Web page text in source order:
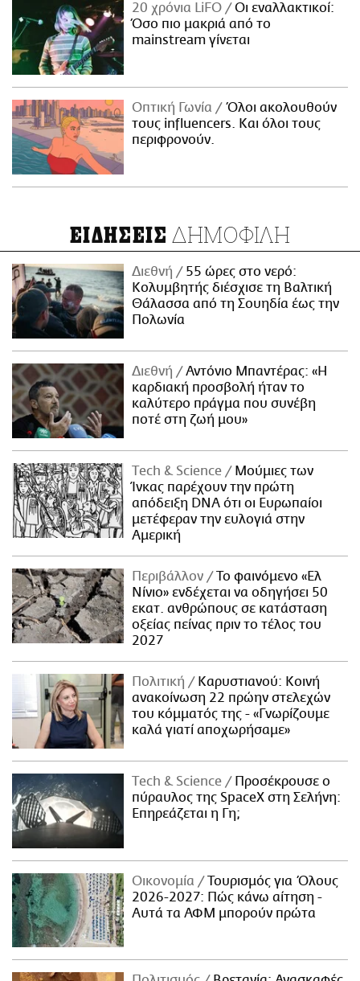
20 χρόνια LiFO
Οι εναλλακτικοί:
Όσο πιο μακριά από το
mainstream γίνεται
Οπτική Γωνία
Όλοι ακολουθούν
τους influencers. Και όλοι τους
περιφρονούν.
ΕΙΔΗΣΕΙΣ ΔΗΜΟΦΙΛΗ
Διεθνή
55 ώρες στο νερό:
Κολυμβητής διέσχισε τη Βαλτική
Θάλασσα από τη Σουηδία έως την
Πολωνία
Διεθνή
Αντόνιο Μπαντέρας: «Η
καρδιακή προσβολή ήταν το
καλύτερο πράγμα που συνέβη
ποτέ στη ζωή μου»
Τech & Science
Μούμιες των
Ίνκας παρέχουν την πρώτη
απόδειξη DNA ότι οι Ευρωπαίοι
μετέφεραν την ευλογιά στην
Αμερική
Περιβάλλον
Το φαινόμενο «Ελ
Νίνιο» ενδέχεται να οδηγήσει 50
εκατ. ανθρώπους σε κατάσταση
οξείας πείνας πριν το τέλος του
2027
Πολιτική
Καρυστιανού: Κοινή
ανακοίνωση 22 πρώην στελεχών
του κόμματός της - «Γνωρίζουμε
καλά γιατί αποχωρήσαμε»
Τech & Science
Προσέκρουσε ο
πύραυλος της SpaceX στη Σελήνη:
Επηρεάζεται η Γη;
Οικονομία
Τουρισμός για Όλους
2026-2027: Πώς κάνω αίτηση -
Αυτά τα ΑΦΜ μπορούν πρώτα